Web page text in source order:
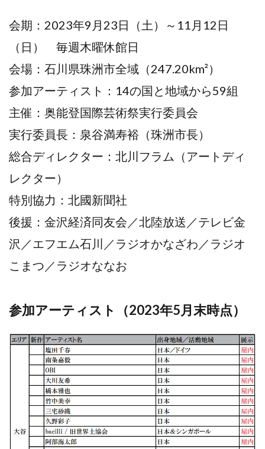
会期：2023年9月23日（土）～11月12日
（日） 毎週木曜休館日
会場：石川県珠洲市全域（247.20km²）
参加アーティスト：14の国と地域から59組
主催：奥能登国際芸術祭実行委員会
実行委員長：泉谷満寿裕（珠洲市長）
総合ディレクター：北川フラム（アートディ
レクター）
特別協力：北國新聞社
後援：金沢経済同友会／北陸放送／テレビ金
沢／エフエム石川／ラジオかなざわ／ラジオ
こまつ／ラジオななお
参加アーティスト（2023年5月末時点）